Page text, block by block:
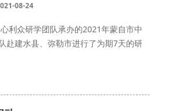
08-24
利众研学团队承办的2021年蒙自市中
赴建水县、弥勒市进行了为期7天的研